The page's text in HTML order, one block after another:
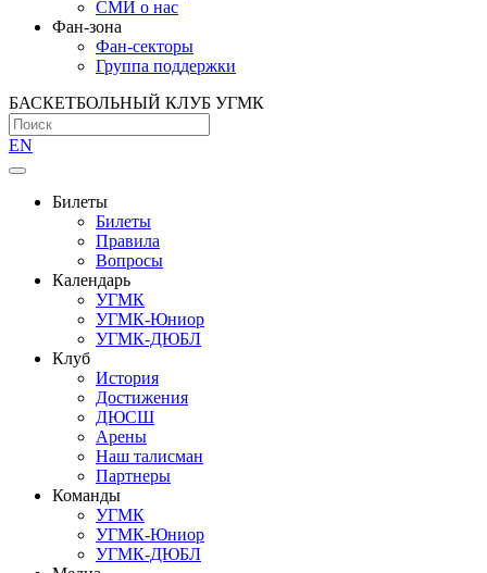
СМИ о нас
Фан-зона
Фан-секторы
Группа поддержки
БАСКЕТБОЛЬНЫЙ КЛУБ УГМК
EN
Билеты
Билеты
Правила
Вопросы
Календарь
УГМК
УГМК-Юниор
УГМК-ДЮБЛ
Клуб
История
Достижения
ДЮСШ
Арены
Наш талисман
Партнеры
Команды
УГМК
УГМК-Юниор
УГМК-ДЮБЛ